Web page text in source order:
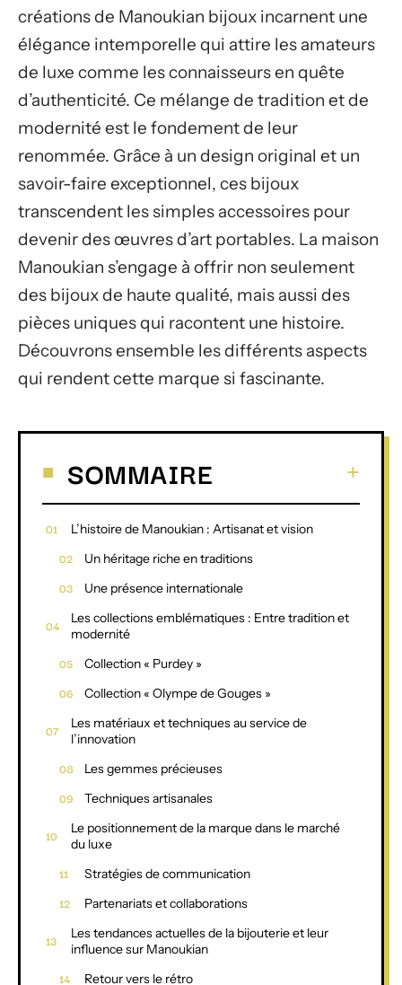
créations de Manoukian bijoux incarnent une
élégance intemporelle qui attire les amateurs
de luxe comme les connaisseurs en quête
d’authenticité. Ce mélange de tradition et de
modernité est le fondement de leur
renommée. Grâce à un design original et un
savoir-faire exceptionnel, ces bijoux
transcendent les simples accessoires pour
devenir des œuvres d’art portables. La maison
Manoukian s’engage à offrir non seulement
des bijoux de haute qualité, mais aussi des
pièces uniques qui racontent une histoire.
Découvrons ensemble les différents aspects
qui rendent cette marque si fascinante.
SOMMAIRE
L’histoire de Manoukian : Artisanat et vision
Un héritage riche en traditions
Une présence internationale
Les collections emblématiques : Entre tradition et
modernité
Collection « Purdey »
Collection « Olympe de Gouges »
Les matériaux et techniques au service de
l’innovation
Les gemmes précieuses
Techniques artisanales
Le positionnement de la marque dans le marché
du luxe
Stratégies de communication
Partenariats et collaborations
Les tendances actuelles de la bijouterie et leur
influence sur Manoukian
Retour vers le rétro